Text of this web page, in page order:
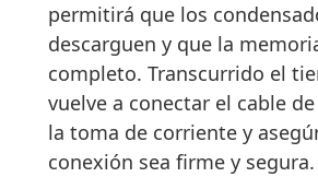
permitirá que los
descarguen y que la
completo. Transcurrido el
vuelve a conectar el cable
la toma de corriente y
conexión sea firme y